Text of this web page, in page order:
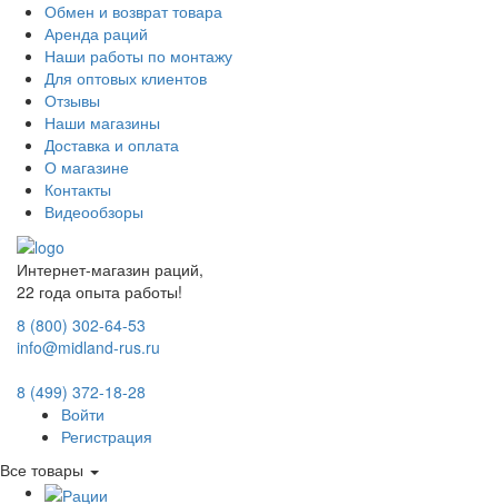
Обмен и возврат товара
Аренда раций
Наши работы по монтажу
Для оптовых клиентов
Отзывы
Наши магазины
Доставка и оплата
О магазине
Контакты
Видеообзоры
Интернет-магазин раций,
22 года опыта работы!
8 (800) 302-64-53
info@midland-rus.ru
8 (499) 372-18-28
Войти
Регистрация
Все товары